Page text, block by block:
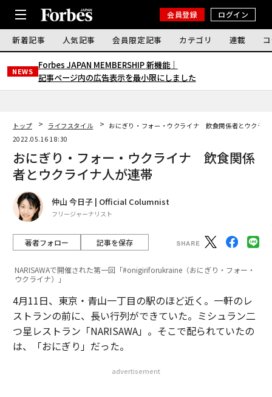
会員登録 ログイン
新着記事 人気記事 会員限定記事 カテゴリ 連載
NEWS
Forbes JAPAN MEMBERSHIP 新機能｜
記事ページ内の広告表示を最小限にしました
トップ ライフスタイル
おにぎり・フォー・ウクライナ 飲食関係者とウクライ
2022.05.16 18:30
おにぎり・フォー・ウクライナ 飲食関係
者とウクライナ人が連帯
仲山 今日子 | Official Columnist
フリージャーナリスト
著者フォロー 記事を保存
NARISAWAで開催された第一回「#onigiriforukraine（おにぎり・フォー・
ウクライナ）」
4月11日、東京・青山一丁目の駅のほど近く。一軒のレ
ストランの前に、長い行列ができていた。ミシュラン二
つ星レストラン「NARISAWA」。そこで配られていたの
は、「おにぎり」だった。
advertisement